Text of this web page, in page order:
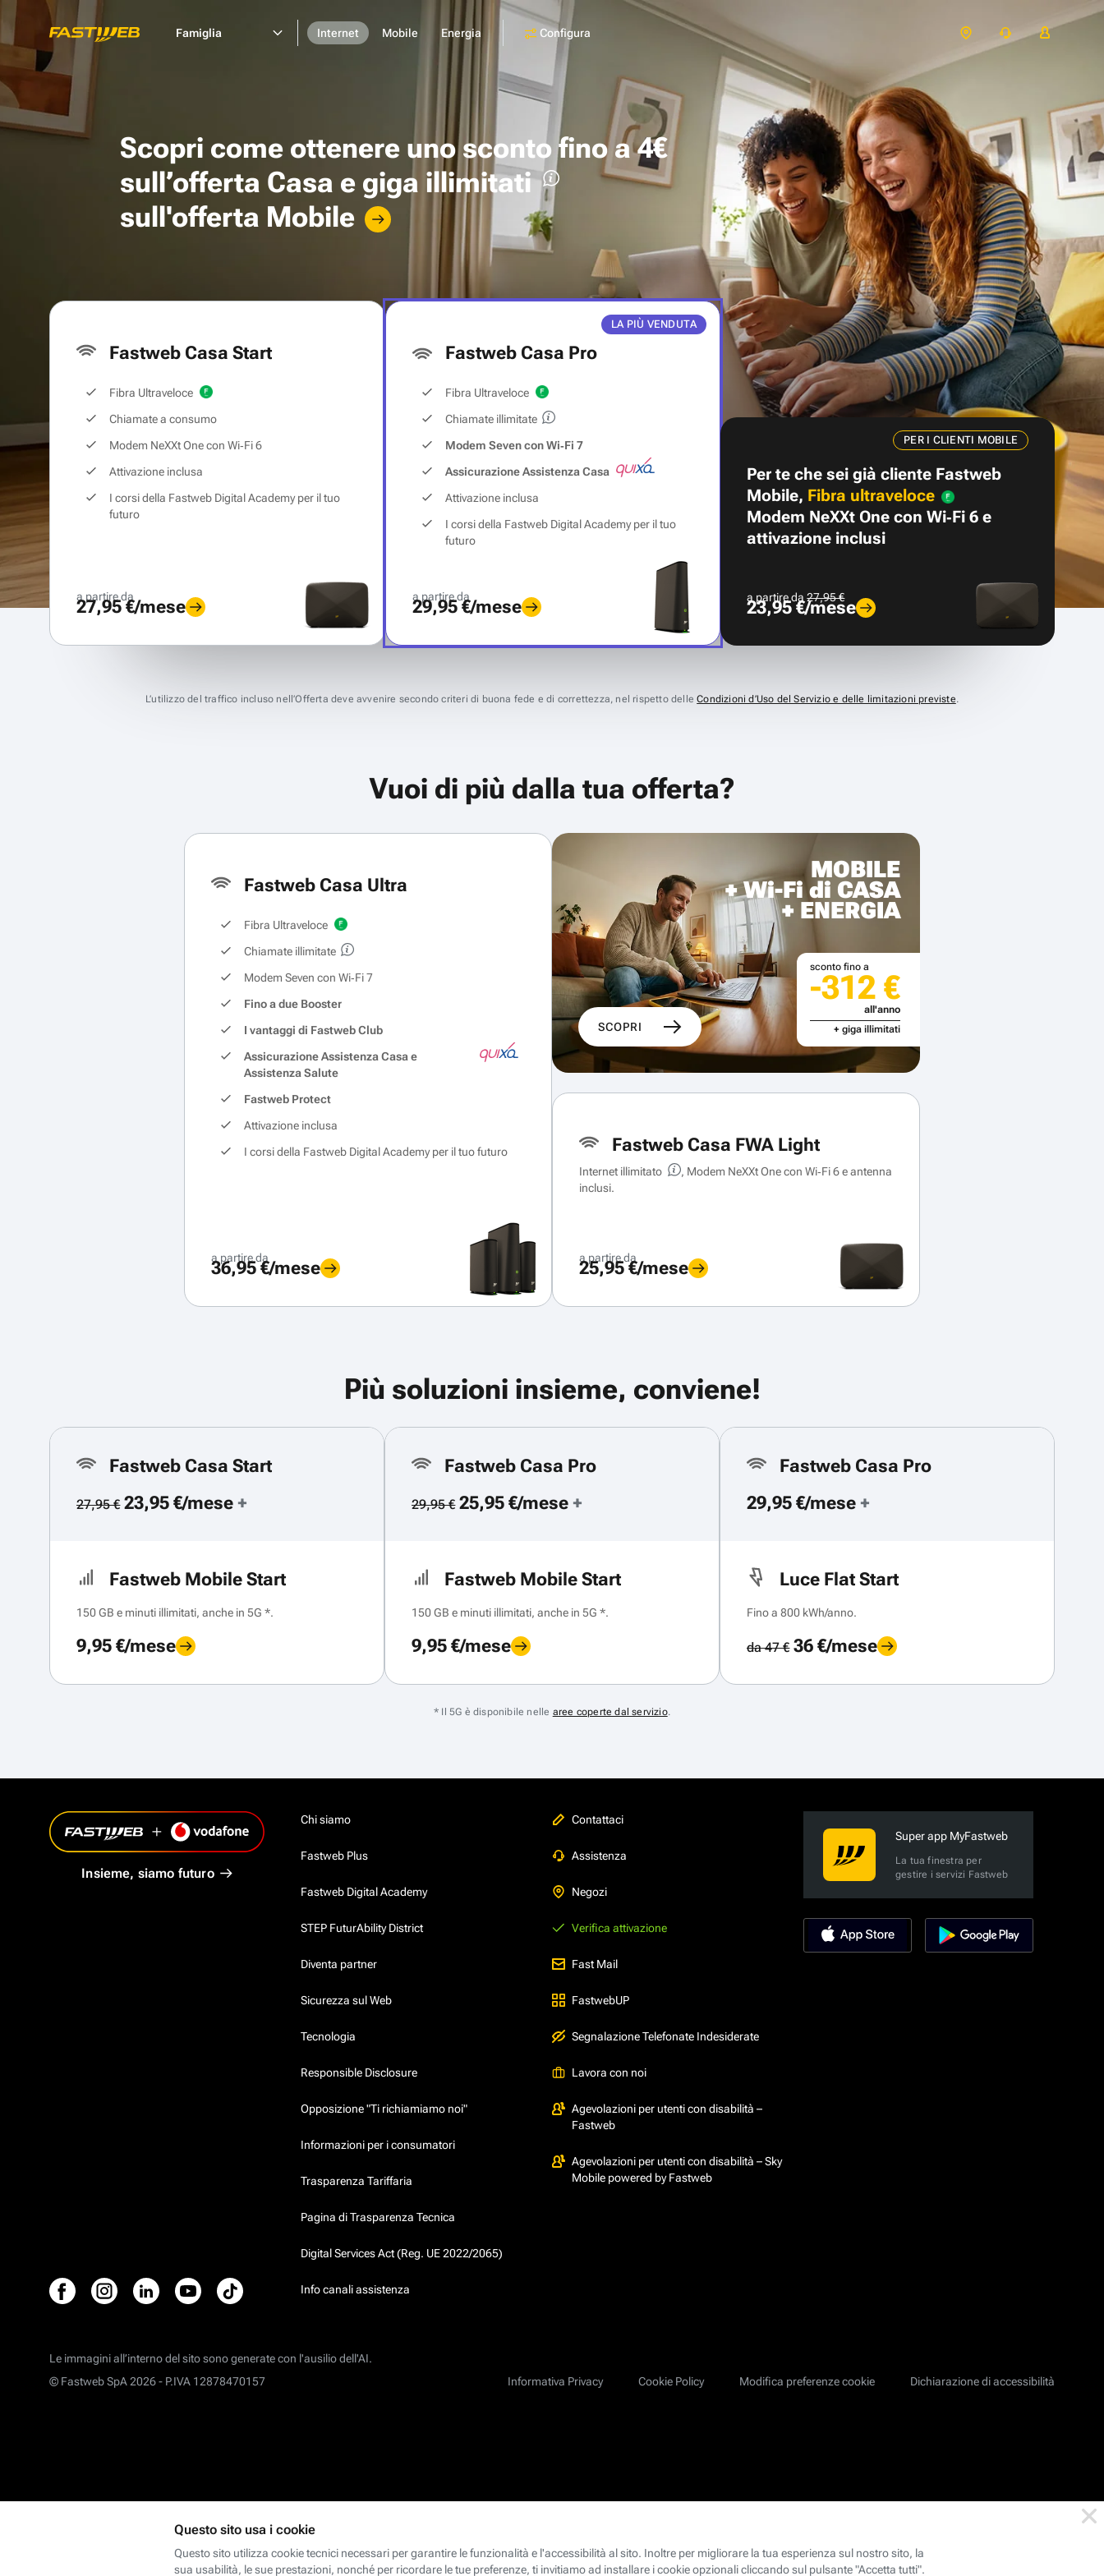
Famiglia Internet Mobile Energia Configura
Scopri come ottenere unosconto fino a 4€
sull’offerta Casa e giga illimitati
sull'offerta Mobile
Fastweb Casa Start
Fibra Ultraveloce
Chiamate a consumo
Modem NeXXt One con Wi‑Fi 6
Attivazione inclusa
I corsi della Fastweb Digital Academy per il tuo
futuro
a partire da
27,95 €/mese
LA PIÙ VENDUTA
Fastweb Casa Pro
Fibra Ultraveloce
Chiamate illimitate
Modem Seven con Wi‑Fi 7
Assicurazione Assistenza Casa
Attivazione inclusa
I corsi della Fastweb Digital Academy per il tuo
futuro
a partire da
29,95 €/mese
PER I CLIENTI MOBILE
Per te che sei già cliente Fastweb
Mobile, Fibra ultraveloce
Modem NeXXt One con Wi‑Fi 6 e
attivazione inclusi
a partire da27,95 €
23,95 €/mese
L’utilizzo del traffico incluso nell’Offerta deve avvenire secondo criteri di buona fede e di correttezza, nel rispetto delleCondizioni d’Uso del Servizio e delle limitazioni previste.
Vuoi di più dalla tua offerta?
Fastweb Casa Ultra
Fibra Ultraveloce
Chiamate illimitate
Modem Seven con Wi‑Fi 7
Fino a due Booster
I vantaggi di Fastweb Club
Assicurazione Assistenza Casa e
Assistenza Salute
Fastweb Protect
Attivazione inclusa
I corsi della Fastweb Digital Academy per il tuo futuro
a partire da
36,95 €/mese
MOBILE
+ Wi-Fi di CASA
+ ENERGIA
SCOPRI
sconto fino a
-312 €
all'anno
+ giga illimitati
Fastweb Casa FWA Light
Internet illimitato
, Modem NeXXt One con Wi‑Fi 6 e antenna
inclusi.
a partire da
25,95 €/mese
Più soluzioni insieme, conviene!
Fastweb Casa Start
27,95 €23,95 €/mese +
Fastweb Mobile Start
150 GB e minuti illimitati, anche in 5G *.
9,95 €/mese
Fastweb Casa Pro
29,95 €25,95 €/mese +
Fastweb Mobile Start
150 GB e minuti illimitati, anche in 5G *.
9,95 €/mese
Fastweb Casa Pro
29,95 €/mese +
Luce Flat Start
Fino a 800 kWh/anno.
da 47 €36 €/mese
* Il 5G è disponibile nelle aree coperte dal servizio.
Insieme, siamo futuro
Chi siamo
Fastweb Plus
Fastweb Digital Academy
STEP FuturAbility District
Diventa partner
Sicurezza sul Web
Tecnologia
Responsible Disclosure
Opposizione "Ti richiamiamo noi"
Informazioni per i consumatori
Trasparenza Tariffaria
Pagina di Trasparenza Tecnica
Digital Services Act (Reg. UE 2022/2065)
Info canali assistenza
Contattaci
Assistenza
Negozi
Verifica attivazione
Fast Mail
FastwebUP
Segnalazione Telefonate Indesiderate
Lavora con noi
Agevolazioni per utenti con disabilità –
Fastweb
Agevolazioni per utenti con disabilità – Sky
Mobile powered by Fastweb
Super app MyFastweb
La tua finestra per
gestire i servizi Fastweb
Le immagini all’interno del sito sono generate con l'ausilio dell'AI.
Informativa Privacy
Cookie Policy Modifica preferenze cookie Dichiarazione di accessibilità
© Fastweb SpA 2026 - P.IVA 12878470157